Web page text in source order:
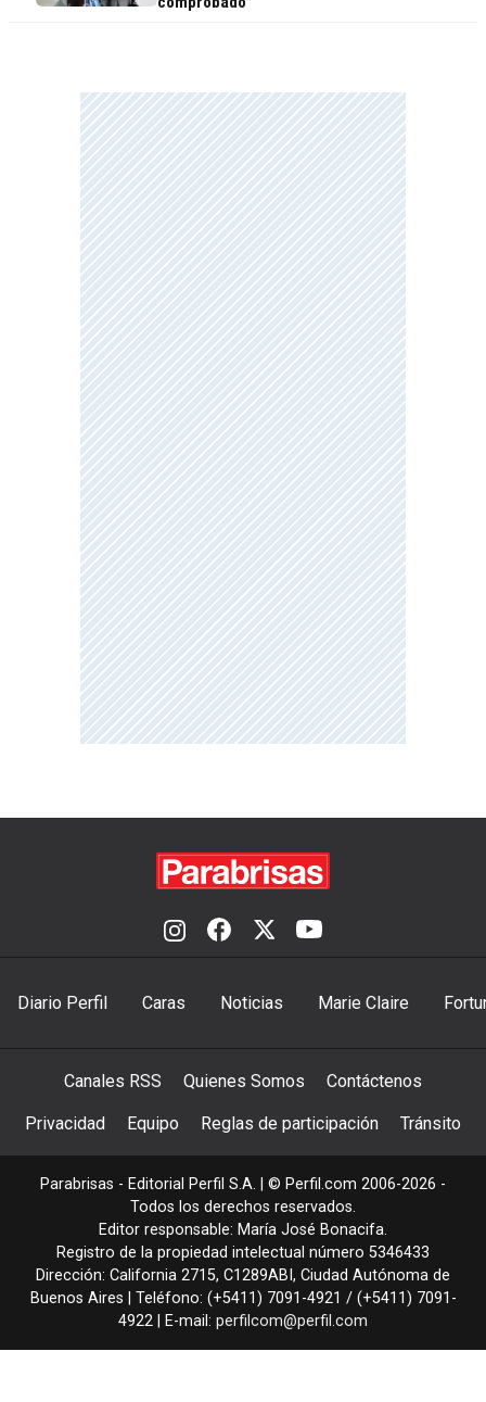
Diario Perfil Caras Noticias Marie Claire
Canales RSS Quienes Somos Contáctenos
Privacidad Equipo Reglas de participación Tránsito
Parabrisas - Editorial Perfil S.A. | © Perfil.com 2006-2026 -
Todos los derechos reservados.
Editor responsable: María José Bonacifa.
Registro de la propiedad intelectual número 5346433
Dirección: California 2715, C1289ABI, Ciudad Autónoma de
Buenos Aires | Teléfono: (+5411) 7091-4921 / (+5411) 7091-
4922 | E-mail: perfilcom@perfil.com